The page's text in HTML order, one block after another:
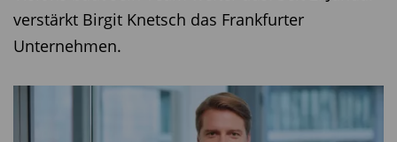
verstärkt Birgit Knetsch das Frankfurter
Unternehmen.